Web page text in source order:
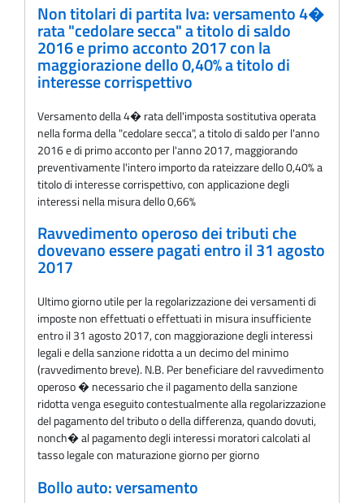
Non titolari di partita Iva: versamento 4�
rata "cedolare secca" a titolo di saldo
2016 e primo acconto 2017 con la
maggiorazione dello 0,40% a titolo di
interesse corrispettivo
Versamento della 4� rata dell'imposta sostitutiva operata
nella forma della "cedolare secca", a titolo di saldo per l'anno
2016 e di primo acconto per l'anno 2017, maggiorando
preventivamente l'intero importo da rateizzare dello 0,40% a
titolo di interesse corrispettivo, con applicazione degli
interessi nella misura dello 0,66%
Ravvedimento operoso dei tributi che
dovevano essere pagati entro il 31 agosto
2017
Ultimo giorno utile per la regolarizzazione dei versamenti di
imposte non effettuati o effettuati in misura insufficiente
entro il 31 agosto 2017, con maggiorazione degli interessi
legali e della sanzione ridotta a un decimo del minimo
(ravvedimento breve). N.B. Per beneficiare del ravvedimento
operoso � necessario che il pagamento della sanzione
ridotta venga eseguito contestualmente alla regolarizzazione
del pagamento del tributo o della differenza, quando dovuti,
nonch� al pagamento degli interessi moratori calcolati al
tasso legale con maturazione giorno per giorno
Bollo auto: versamento